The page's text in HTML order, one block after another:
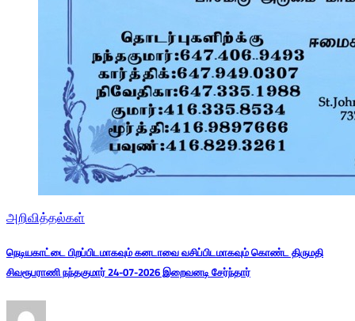
அறிவித்தல்கள்
நெடியகாட்டை பிறப்பிடமாகவும் கனடாவை வசிப்பிடமாகவும் கொண்ட திருமதி
சிவரூபராணி நந்தகுமார் 24-07-2026 இறைவனடி சேர்ந்தார்